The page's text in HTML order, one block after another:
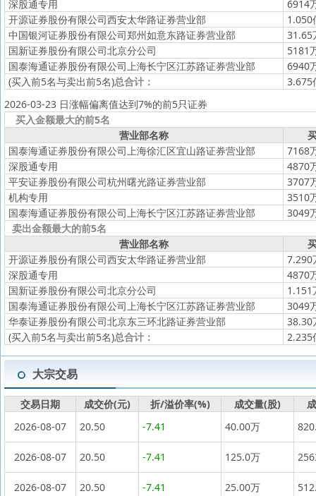
深股通专用
6914
开源证券股份有限公司西安太华路证券营业部
1.050
中国银河证券股份有限公司郑州如意东路证券营业部
31.65
国新证券股份有限公司北京分公司
5181
国泰海通证券股份有限公司上海长宁区江苏路证券营业部
6940
(买入前5名与卖出前5名)总合计：
3.675
2026-03-23 日涨幅偏离值达到7%的前5只证券
买入金额最大的前5名
营业部名称
国泰海通证券股份有限公司上海徐汇区宜山路证券营业部
7168
深股通专用
4870
平安证券股份有限公司杭州曙光路证券营业部
3707
机构专用
3510
国泰海通证券股份有限公司上海长宁区江苏路证券营业部
3049
卖出金额最大的前5名
营业部名称
开源证券股份有限公司西安太华路证券营业部
7.290
深股通专用
4870
国新证券股份有限公司北京分公司
1.151
国泰海通证券股份有限公司上海长宁区江苏路证券营业部
3049
华泰证券股份有限公司北京东三环北路证券营业部
38.30
(买入前5名与卖出前5名)总合计： 2.235
大宗交易
交易日期 成交价(元) 折/溢价率(%) 成交量(股)
2026-08-07
20.50 -7.41 40.00万
2026-08-07 20.50 -7.41 125.0万
2026-08-07 20.50 -7.41 25.00万